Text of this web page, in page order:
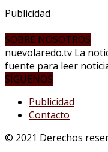
Publicidad
SOBRE NOSOTROS
nuevolaredo.tv La
fuente para leer
SÍGUENOS
Publicidad
Contacto
© 2021 Derechos